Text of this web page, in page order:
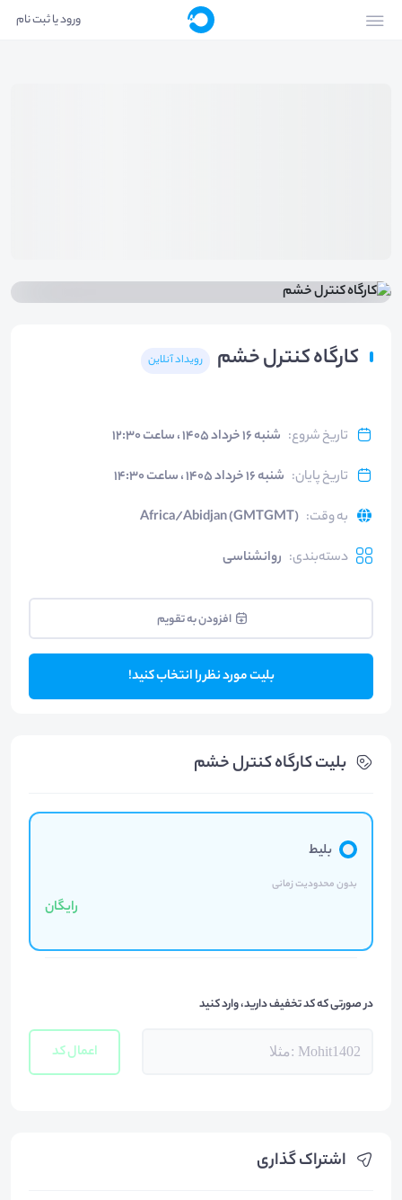
ورود یا ثبت نام
کارگاه کنترل خشم رویداد آنلاین
تاریخ شروع: شنبه ۱۶ خرداد ۱۴۰۵ ، ساعت ۱۲:۳۰
تاریخ پایان: شنبه ۱۶ خرداد ۱۴۰۵ ، ساعت ۱۴:۳۰
به وقت:
Africa/Abidjan (GMTGMT)
دسته‌بندی: روانشناسی
افزودن به تقویم
بلیت مورد نظر را انتخاب کنید!
اشتراک گذاری
بلیت‌ کارگاه کنترل خشم
بلیط
بدون محدودیت زمانی
رایگان
در صورتی که کد تخفیف دارید، وارد کنید
اعمال کد